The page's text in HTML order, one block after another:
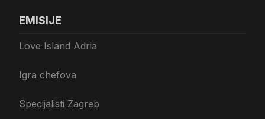
EMISIJE
Love Island Adria
Igra chefova
Specijalisti Zagreb